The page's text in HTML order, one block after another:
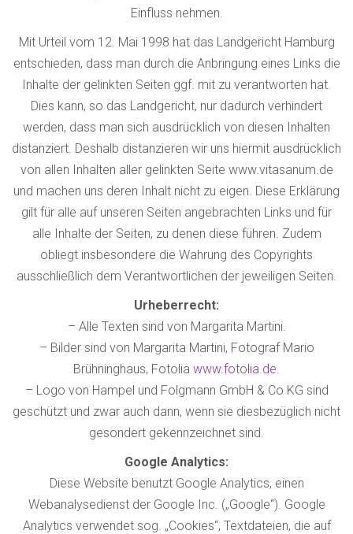
Einfluss nehmen.
Mit Urteil vom 12. Mai 1998 hat das Landgericht Hamburg
entschieden, dass man durch die Anbringung eines Links die
Inhalte der gelinkten Seiten ggf. mit zu verantworten hat.
Dies kann, so das Landgericht, nur dadurch verhindert
werden, dass man sich ausdrücklich von diesen Inhalten
distanziert. Deshalb distanzieren wir uns hiermit ausdrücklich
von allen Inhalten aller gelinkten Seite www.vitasanum.de
und machen uns deren Inhalt nicht zu eigen. Diese Erklärung
gilt für alle auf unseren Seiten angebrachten Links und für
alle Inhalte der Seiten, zu denen diese führen. Zudem
obliegt insbesondere die Wahrung des Copyrights
ausschließlich dem Verantwortlichen der jeweiligen Seiten.
Urheberrecht:
– Alle Texten sind von Margarita Martini.
– Bilder sind von Margarita Martini, Fotograf Mario
Brühninghaus, Fotolia www.fotolia.de.
– Logo von Hampel und Folgmann GmbH & Co KG sind
geschützt und zwar auch dann, wenn sie diesbezüglich nicht
gesondert gekennzeichnet sind.
Google Analytics:
Diese Website benutzt Google Analytics, einen
Webanalysedienst der Google Inc. („Google“). Google
Analytics verwendet sog. „Cookies“, Textdateien, die auf